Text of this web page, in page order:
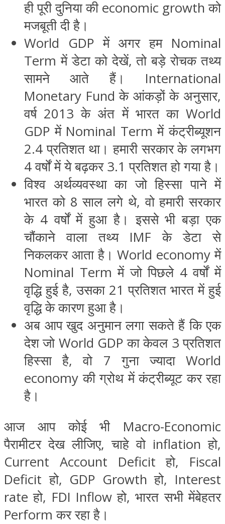
ही पूरी दुनिया की economic growth को
मजबूती दी है।
World GDP में अगर हम Nominal
Term में डेटा को देखें, तो बड़े रोचक तथ्य
सामने आते हैं। International
Monetary Fund के आंकड़ों के अनुसार,
वर्ष 2013 के अंत में भारत का World
GDP में Nominal Term में कंट्रीब्यूशन
2.4 प्रतिशत था। हमारी सरकार के लगभग
4 वर्षों में ये बढ़कर 3.1 प्रतिशत हो गया है।
विश्व अर्थव्यवस्था का जो हिस्सा पाने में
भारत को 8 साल लगे थे, वो हमारी सरकार
के 4 वर्षों में हुआ है। इससे भी बड़ा एक
चौंकाने वाला तथ्य IMF के डेटा से
निकलकर आता है। World economy में
Nominal Term में जो पिछले 4 वर्षों में
वृद्धि हुई है, उसका 21 प्रतिशत भारत में हुई
वृद्धि के कारण हुआ है।
अब आप खुद अनुमान लगा सकते हैं कि एक
देश जो World GDP का केवल 3 प्रतिशत
हिस्सा है, वो 7 गुना ज्यादा World
economy की ग्रोथ में कंट्रीब्यूट कर रहा
है।
आज आप कोई भी Macro-Economic
पैरामीटर देख लीजिए, चाहे वो inflation हो,
Current Account Deficit हो, Fiscal
Deficit हो, GDP Growth हो, Interest
rate हो, FDI Inflow हो, भारत सभी मेंबेहतर
Perform कर रहा है।